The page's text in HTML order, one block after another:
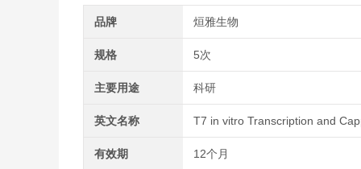
品牌 烜雅生物
规格 5次
主要用途 科研
英文名称 T7 in vitro Transcription and
有效期 12个月